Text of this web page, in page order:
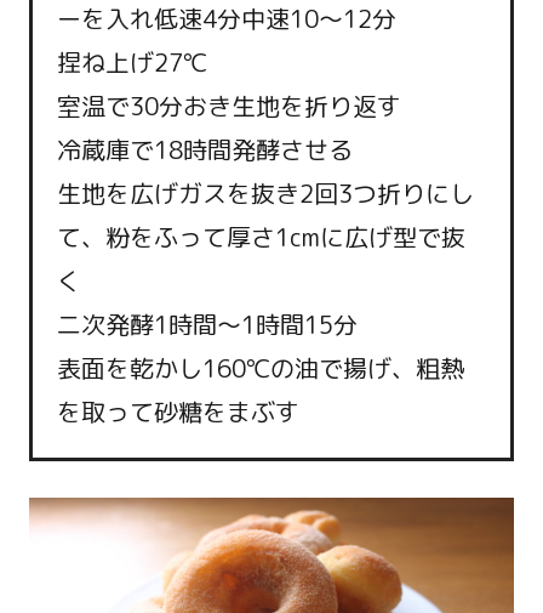
ーを入れ低速4分中速10～12分
捏ね上げ27℃
室温で30分おき生地を折り返す
冷蔵庫で18時間発酵させる
生地を広げガスを抜き2回3つ折りにし
て、粉をふって厚さ1cmに広げ型で抜
く
二次発酵1時間～1時間15分
表面を乾かし160℃の油で揚げ、粗熱
を取って砂糖をまぶす